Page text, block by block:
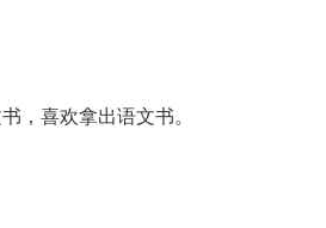
，喜欢拿出语文书。